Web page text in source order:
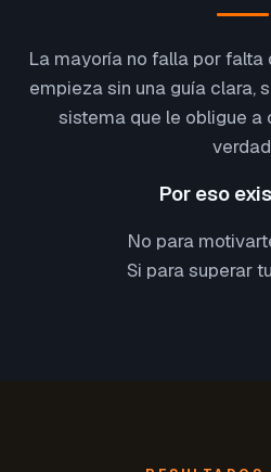
La mayoría no falla por falta
empieza sin una guía clara,
sistema que le obligue a
Por eso
No para
Si para superar